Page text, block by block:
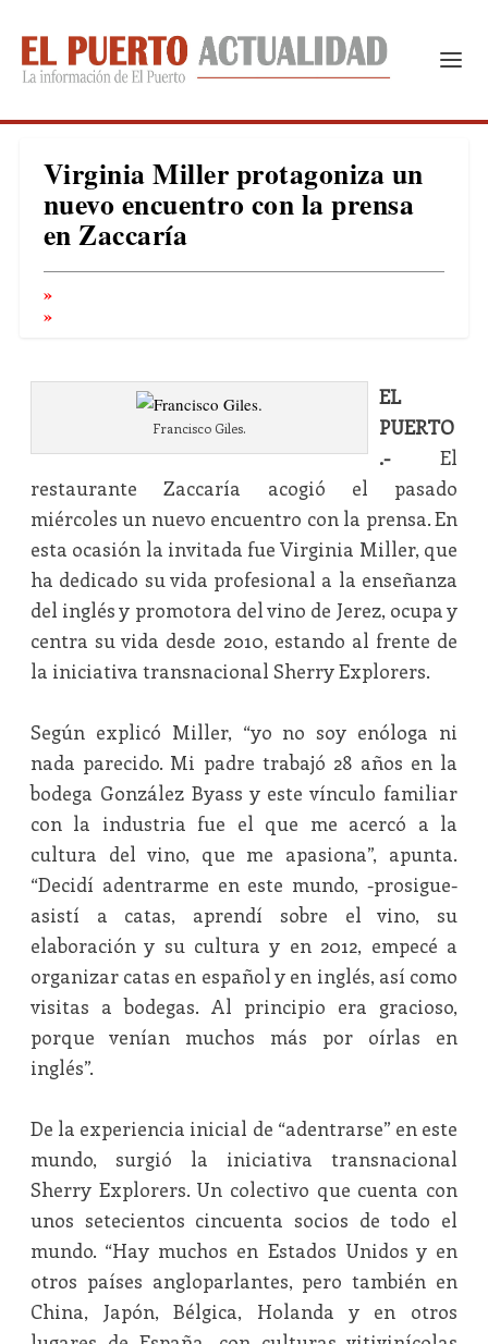
Virginia Miller protagoniza un
nuevo encuentro con la prensa
en Zaccaría
Francisco Giles.
EL
PUERTO
.-El
restaurante Zaccaría acogió el pasado
miércoles un nuevo encuentro con la prensa. En
esta ocasión la invitada fue Virginia Miller, que
ha dedicado su vida profesional a la enseñanza
del inglés y promotora del vino de Jerez, ocupa y
centra su vida desde 2010, estando al frente de
la iniciativa transnacional Sherry Explorers.
Según explicó Miller, “yo no soy enóloga ni
nada parecido. Mi padre trabajó 28 años en la
bodega González Byass y este vínculo familiar
con la industria fue el que me acercó a la
cultura del vino, que me apasiona”, apunta.
“Decidí adentrarme en este mundo, -prosigue-
asistí a catas, aprendí sobre el vino, su
elaboración y su cultura y en 2012, empecé a
organizar catas en español y en inglés, así como
visitas a bodegas. Al principio era gracioso,
porque venían muchos más por oírlas en
inglés”.
De la experiencia inicial de “adentrarse” en este
mundo, surgió la iniciativa transnacional
Sherry Explorers. Un colectivo que cuenta con
unos setecientos cincuenta socios de todo el
mundo. “Hay muchos en Estados Unidos y en
otros países angloparlantes, pero también en
China, Japón, Bélgica, Holanda y en otros